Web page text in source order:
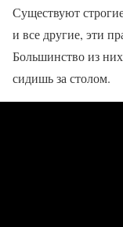
Существуют
и все другие, эти
Большинство из
сидишь за столом.